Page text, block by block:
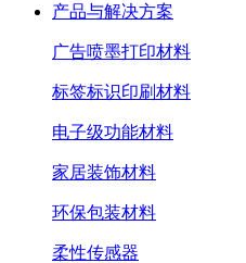
产品与解决方案
广告喷墨打印材料
标签标识印刷材料
电子级功能材料
家居装饰材料
环保包装材料
柔性传感器